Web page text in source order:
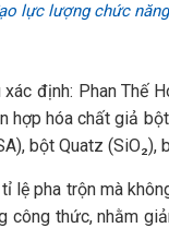
lực lượng chức
định: Phan Thế
hợp hóa chất giả
bột Quatz
lệ pha trộn mà
công thức, nhằm